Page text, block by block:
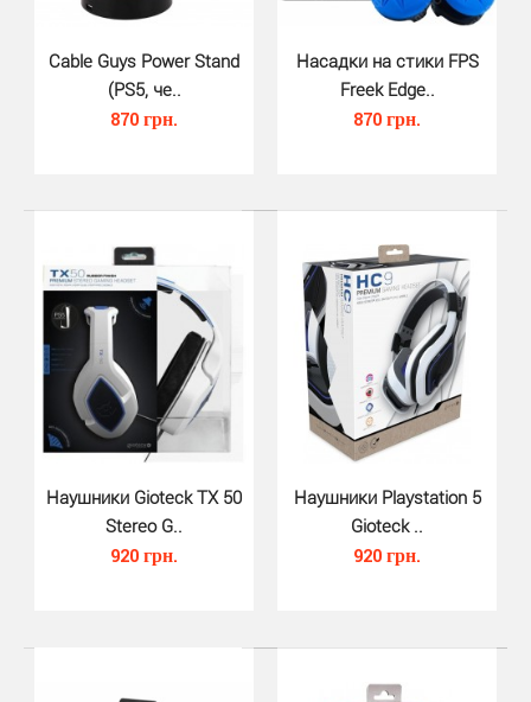
Высококачественные и максимально удобные насадки
и накладки для DualSense 5 (Don One) помогут вам ко..
Кабель для зарядки джойстика PS..
Кабель для зарядки джойстика PS5 и Xbox Series (3м,
Cable Guys Power Stand
(PS5, че..
870 грн.
Насадки на стики FPS
Freek Edge..
870 грн.
Наушники Gioteck TX 50
Stereo G..
920 грн.
Наушники Playstation 5
Gioteck ..
920 грн.